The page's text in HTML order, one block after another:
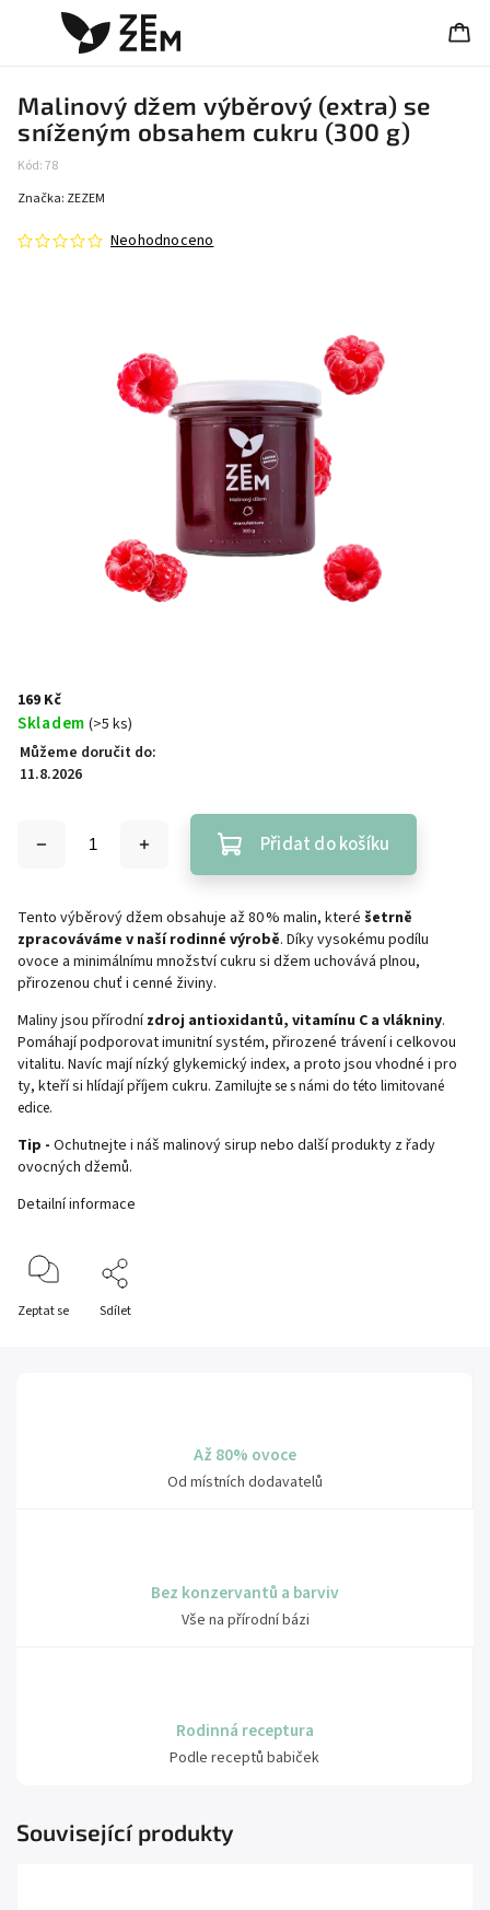
Malinový džem výběrový (extra) se
sníženým obsahem cukru (300 g)
Kód:78
Neohodnoceno
Značka: ZEZEM
169 Kč
Skladem (>5 ks)
Můžeme doručit do:
11.8.2026
Přidat do košíku
Tento výběrový džem obsahuje až 80 % malin, které šetrně
zpracováváme v naší rodinné výrobě. Díky vysokému podílu
ovoce a minimálnímu množství cukru si džem uchovává plnou,
přirozenou chuť i cenné živiny.
Maliny jsou přírodnízdroj antioxidantů, vitamínu C a vlákniny.
Pomáhají podporovat imunitní systém, přirozené trávení i celkovou
vitalitu. Navíc mají nízký glykemický index, a proto jsou vhodné i pro
ty, kteří si hlídají příjem cukru. Zamilujte se s námi do této limitované
edice.
Tip - Ochutnejte i náš malinový sirup nebo další produkty z řady
ovocných džemů.
Detailní informace
Zeptat se Sdílet
Až 80% ovoce
Od místních dodavatelů
Bez konzervantů a barviv
Vše na přírodní bázi
Rodinná receptura
Podle receptů babiček
Související produkty